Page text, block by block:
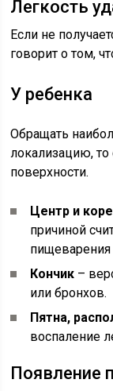
Легкость
Если не
говорит о том,
У ребенка
Обращать
локализацию, то
поверхности.
Центр и
причиной
Кончик –
или бронхов.
Пятна,
воспаление
Появление